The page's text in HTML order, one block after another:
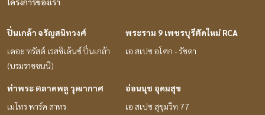
ปิ่นเกล้า จรัญสนิทวงศ์
เดอะ ทรัสต์ เรสซิเด้นซ์ ปิ่นเกล้า
(บรมราชชนนี)
พระราม 9 เพชรบุรีตัดใหม่ RCA
เอ สเปซ อโศก - รัชดา
ท่าพระ ตลาดพลู วุฒากาศ
เมโทร พาร์ค สาทร
อ่อนนุช อุดมสุข
เอ สเปซ สุขุมวิท 77